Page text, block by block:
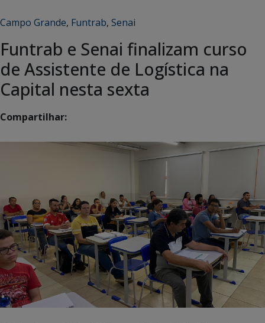
Campo Grande, Funtrab, Senai
Funtrab e Senai finalizam curso
de Assistente de Logística na
Capital nesta sexta
Compartilhar: